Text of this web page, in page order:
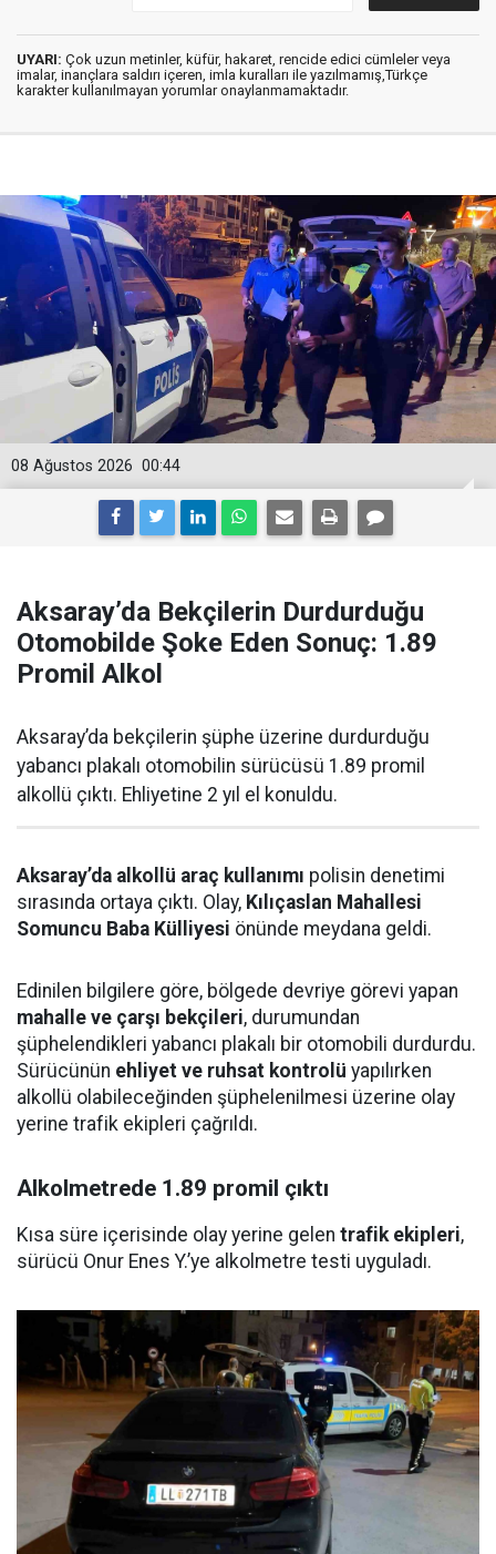
UYARI: Çok uzun metinler, küfür, hakaret, rencide edici cümleler veya
imalar, inançlara saldırı içeren, imla kuralları ile yazılmamış,Türkçe
karakter kullanılmayan yorumlar onaylanmamaktadır.
00:44
08 Ağustos 2026
Aksaray’da Bekçilerin Durdurduğu
Otomobilde Şoke Eden Sonuç: 1.89
Promil Alkol
Aksaray’da bekçilerin şüphe üzerine durdurduğu
yabancı plakalı otomobilin sürücüsü 1.89 promil
alkollü çıktı. Ehliyetine 2 yıl el konuldu.
Aksaray’da alkollü araç kullanımı polisin denetimi
sırasında ortaya çıktı. Olay, Kılıçaslan Mahallesi
Somuncu Baba Külliyesi önünde meydana geldi.
Edinilen bilgilere göre, bölgede devriye görevi yapan
mahalle ve çarşı bekçileri, durumundan
şüphelendikleri yabancı plakalı bir otomobili durdurdu.
Sürücünün ehliyet ve ruhsat kontrolü yapılırken
alkollü olabileceğinden şüphelenilmesi üzerine olay
yerine trafik ekipleri çağrıldı.
Alkolmetrede 1.89 promil çıktı
Kısa süre içerisinde olay yerine gelen trafik ekipleri,
sürücü Onur Enes Y.’ye alkolmetre testi uyguladı.